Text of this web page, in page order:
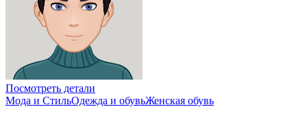
Посмотреть детали
Мода и СтильОдежда и обувьЖенская обувь